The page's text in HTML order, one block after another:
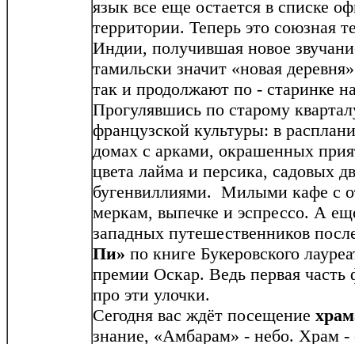
язык все еще остается в списке
территории. Теперь это союзная
Индии, получившая новое
тамильски значит «новая
так и продолжают по - старинке
Прогулявшись по старому
французской культуры: в
домах с арками, окрашенных
цвета лайма и персика, садовых
бугенвиллиями. Милыми кафе с
меркам, выпечке и эспрессо. А
западных путешественников
Пи» по книге Букеровского
премии Оскар. Ведь первая часть
про эти улочки.
Сегодня вас ждёт посещение
знание, «Амбарам» - небо. Храм -